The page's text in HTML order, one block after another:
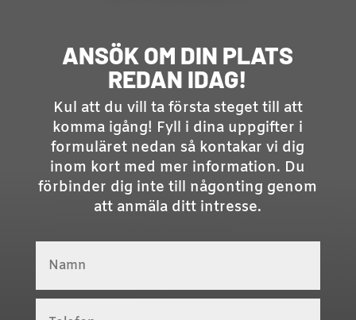
ANSÖK OM DIN PLATS
REDAN IDAG!
Kul att du vill ta första steget till att
komma igång! Fyll i dina uppgifter i
formuläret nedan så kontakar vi dig
inom kort med mer information. Du
förbinder dig inte till någonting genom
att anmäla ditt intresse.